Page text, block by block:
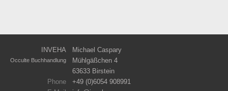
INVEHA Michael Caspary
Occulte Buchhandlung
Mühlgäßchen 4
63633 Birstein
Phone
+49 (0)6054 908991